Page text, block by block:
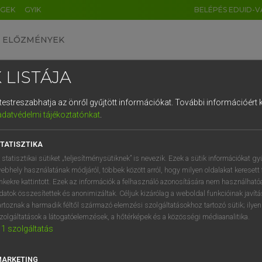
GYIK BELÉPÉS EDUID-
ELŐZMÉNYEK
uniós terminológiai szótár
VAN ELŐFIZETÉSED?
előfizetésem a teljes szócikk
NINCS ELŐFIZETÉSED?
LISTÁJA
az önről gyűjtött információkat. További információért
tájékoztatónkat.
statisztikai sütiket „teljesítménysütiknek” is nevezik. Ezek a sütik információkat
használatának módjáról, többek között arról, hogy milyen oldalakat keresett
kattintott. Ezek az információk a felhasználó azonosítására nem
összesítettek és anonimizáltak. Céljuk kizárólag a weboldal funkcióinak
a harmadik féltől származó elemzési szolgáltatásokhoz tartozó sütik;
a látogatóelemzések, a hőtérképek és a közösségi médiaanalitika.
1 szolgáltatás
DE CN FR ES IT NL
1 2 3 4 5 6 7 8 9
q w e r t z u i
a s d f g h j k l é
í y x c v b n m , .